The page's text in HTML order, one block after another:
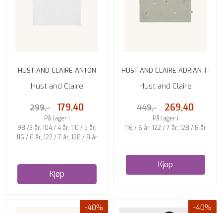
HUST AND CLAIRE ANTON
SLUB T-SKJORTE IVORY
Hust and Claire
299,- 179,40
På lager i
98 /3 år, 104 / 4 år, 110 / 5 år,
116 / 6 år, 122 / 7 år, 128 / 8 år
Kjøp
HUST AND CLAIRE ADRIAN T-
SKJORTE ICEBERG
Hust and Claire
449,- 269,40
På lager i
116 / 6 år, 122 / 7 år, 128 / 8 år
Kjøp
-40% -40%